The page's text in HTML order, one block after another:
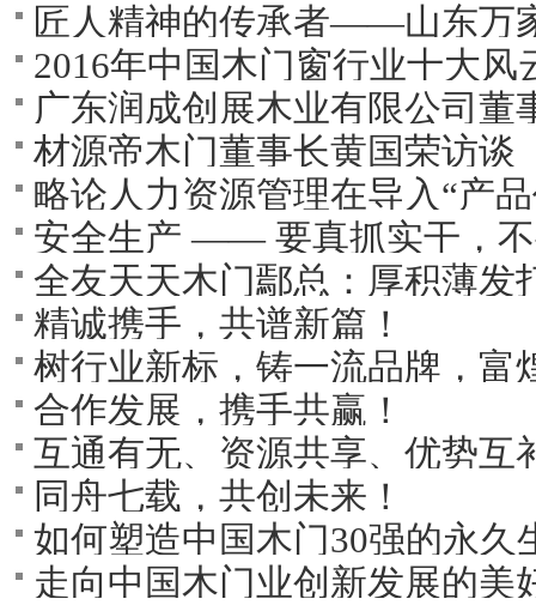
匠人精神的传承者――山东万
2016年中国木门窗行业十大风
广东润成创展木业有限公司董
材源帝木门董事长黄国荣访谈
略论人力资源管理在导入“产
安全生产 ―― 要真抓实干，不
全友天天木门鄢总：厚积薄发
精诚携手，共谱新篇！
树行业新标，铸一流品牌，富
合作发展，携手共赢！
互通有无、资源共享、优势互
天更好！
同舟七载，共创未来！
如何塑造中国木门30强的永久
走向中国木门业创新发展的美